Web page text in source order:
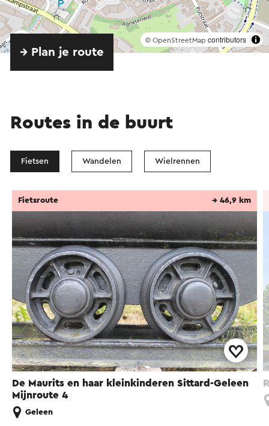
© OpenStreetMap contributors
→ Plan je route
Routes in de buurt
Fietsen Wandelen Wielrennen
De Maurits en haar kleinkinderen Sittard-Geleen
Mijnroute 4
Fietsroute → 46,9 km
Geleen